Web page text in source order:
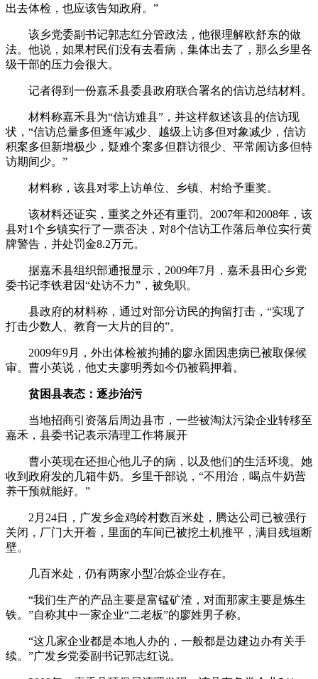
出去体检，也应该告知政府。”
该乡党委副书记郭志红分管政法，他很理解欧舒东的做
法。他说，如果村民们没有去看病，集体出去了，那么乡里各
级干部的压力会很大。
记者得到一份嘉禾县委县政府联合署名的信访总结材料。
材料称嘉禾县为“信访难县”，并这样叙述该县的信访现
状，“信访总量多但逐年减少、越级上访多但对象减少，信访
积案多但新增极少，疑难个案多但群访很少、平常闹访多但特
访期间少。”
材料称，该县对零上访单位、乡镇、村给予重奖。
该材料还证实，重奖之外还有重罚。2007年和2008年，该
县对1个乡镇实行了一票否决，对8个信访工作落后单位实行黄
牌警告，并处罚金8.2万元。
据嘉禾县组织部通报显示，2009年7月，嘉禾县田心乡党
委书记李铁君因“处访不力”，被免职。
县政府的材料称，通过对部分访民的拘留打击，“实现了
打击少数人、教育一大片的目的”。
2009年9月，外出体检被拘捕的廖永固因患病已被取保候
审。曹小英说，他丈夫廖明秀如今仍被羁押着。
贫困县表态：逐步治污
当地招商引资落后周边县市，一些被淘汰污染企业转移至
嘉禾，县委书记表示清理工作将展开
曹小英现在还担心他儿子的病，以及他们的生活环境。她
收到政府发的几箱牛奶。乡里干部说，“不用治，喝点牛奶营
养干预就能好。”
2月24日，广发乡金鸡岭村数百米处，腾达公司已被强行
关闭，厂门大开着，里面的车间已被挖土机推平，满目残垣断
壁。
几百米处，仍有两家小型冶炼企业存在。
“我们生产的产品主要是富锰矿渣，对面那家主要是炼生
铁。”自称其中一家企业“二老板”的廖姓男子称。
“这几家企业都是本地人办的，一般都是边建边办有关手
续。”广发乡党委副书记郭志红说。